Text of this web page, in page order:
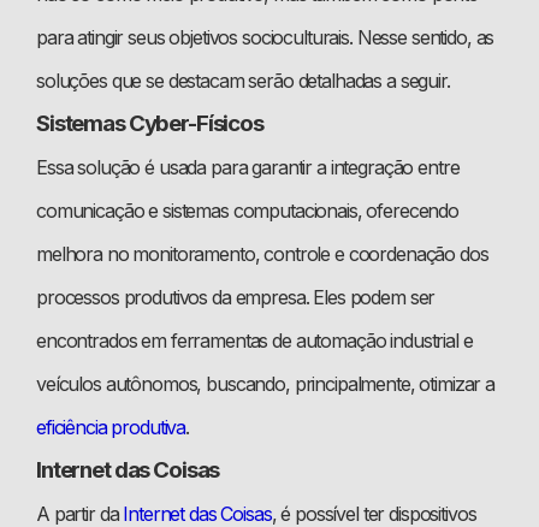
para atingir seus objetivos socioculturais. Nesse sentido, as
soluções que se destacam serão detalhadas a seguir.
Sistemas Cyber-Físicos
Essa solução é usada para garantir a integração entre
comunicação e sistemas computacionais, oferecendo
melhora no monitoramento, controle e coordenação dos
processos produtivos da empresa. Eles podem ser
encontrados em ferramentas de automação industrial e
veículos autônomos, buscando, principalmente, otimizar a
eficiência produtiva.
Internet das Coisas
A partir da Internet das Coisas, é possível ter dispositivos